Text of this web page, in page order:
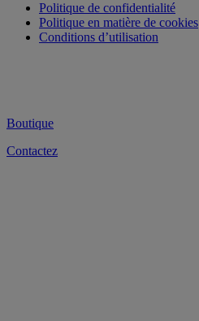
Politique de confidentialité
Politique en matière de cookies
Conditions d’utilisation
Boutique
Contactez